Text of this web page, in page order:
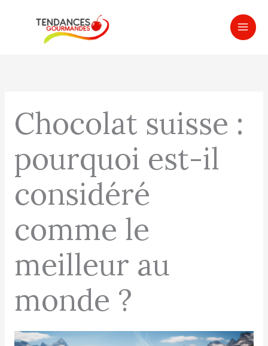
Chocolat suisse :
pourquoi est-il
considéré
comme le
meilleur au
monde ?